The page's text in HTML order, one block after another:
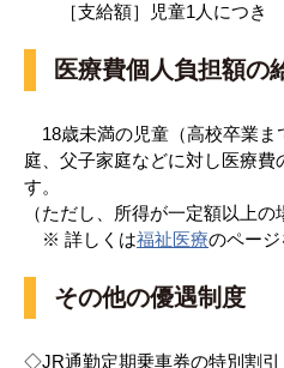
［支給額］児童1人につき
医療費個人負担額の
18歳未満の児童（高校卒業ま
庭、父子家庭などに対し医療費
す。
（ただし、所得が一定額以上の
※ 詳しくは福祉医療のペー
その他の優遇制度
◇JR通勤定期乗車券の特別割引